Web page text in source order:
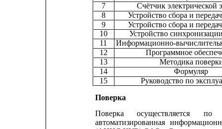
7
Счётчик электрической
8 Устройство сбора и
9 Устройство сбора и
10
Устройство
11
Информационно-
12 Программное
13
Методика
14
Формуляр
15
Руководство по
Поверка
Поверка
осуществляется
по
автоматизированная